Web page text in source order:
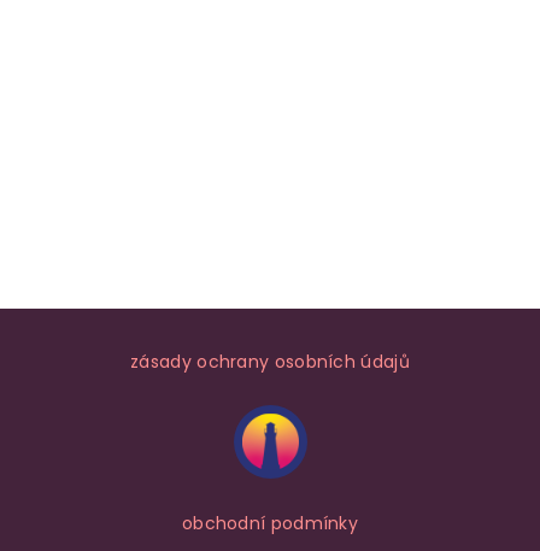
zásady ochrany osobních údajů
obchodní podmínky